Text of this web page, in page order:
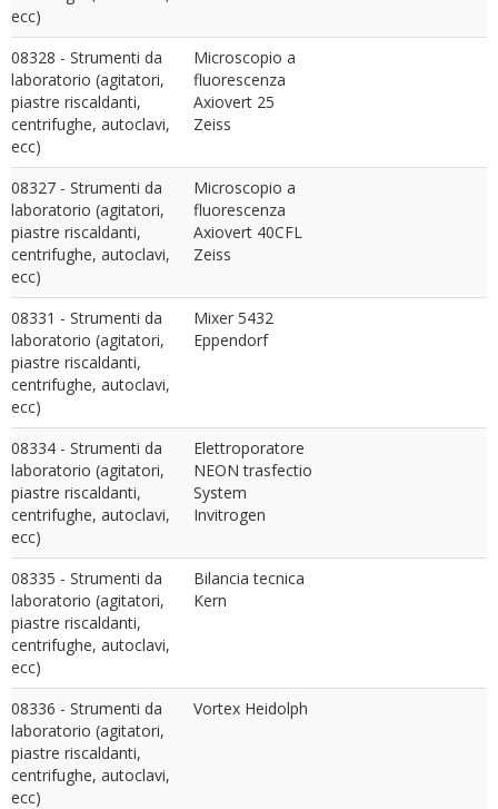
ecc)
08328 - Strumenti da
laboratorio (agitatori,
piastre riscaldanti,
centrifughe, autoclavi,
ecc)
Microscopio a
fluorescenza
Axiovert 25
Zeiss
08327 - Strumenti da
laboratorio (agitatori,
piastre riscaldanti,
centrifughe, autoclavi,
ecc)
Microscopio a
fluorescenza
Axiovert 40CFL
Zeiss
08331 - Strumenti da
laboratorio (agitatori,
piastre riscaldanti,
centrifughe, autoclavi,
ecc)
Mixer 5432
Eppendorf
08334 - Strumenti da
laboratorio (agitatori,
piastre riscaldanti,
centrifughe, autoclavi,
ecc)
Elettroporatore
NEON trasfectio
System
Invitrogen
08335 - Strumenti da
laboratorio (agitatori,
piastre riscaldanti,
centrifughe, autoclavi,
ecc)
Bilancia tecnica
Kern
08336 - Strumenti da
laboratorio (agitatori,
piastre riscaldanti,
centrifughe, autoclavi,
ecc)
Vortex Heidolph